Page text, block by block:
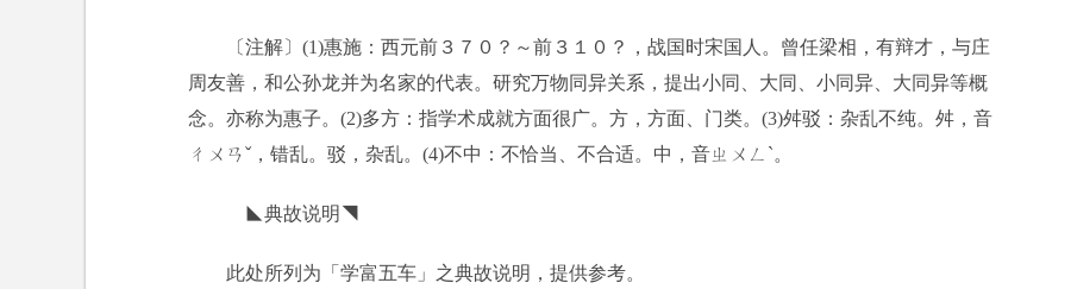
〔注解〕(1)惠施：西元前３７０？～前３１０？，战国时宋国人。曾任梁相，有辩才，与庄
周友善，和公孙龙并为名家的代表。研究万物同异关系，提出小同、大同、小同异、大同异等概
念。亦称为惠子。(2)多方：指学术成就方面很广。方，方面、门类。(3)舛驳：杂乱不纯。舛，音
ㄔㄨㄢˇ，错乱。驳，杂乱。(4)不中：不恰当、不合适。中，音ㄓㄨㄥˋ。
◣典故说明◥
此处所列为「学富五车」之典故说明，提供参考。